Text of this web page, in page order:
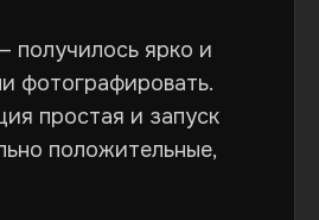
получилось ярко и
фотографировать.
простая и запуск
положительные,